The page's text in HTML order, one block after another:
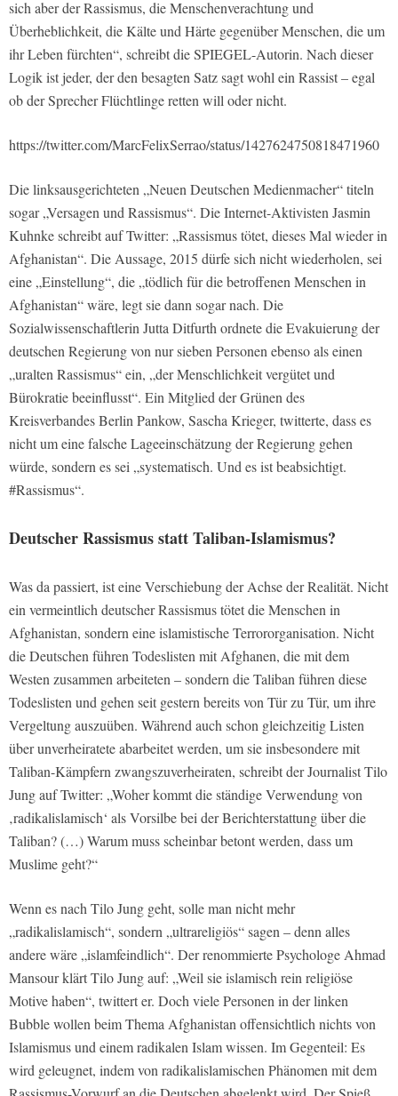
sich aber der Rassismus, die Menschenverachtung und
Überheblichkeit, die Kälte und Härte gegenüber Menschen, die um
ihr Leben fürchten“, schreibt die SPIEGEL-Autorin. Nach dieser
Logik ist jeder, der den besagten Satz sagt wohl ein Rassist – egal
ob der Sprecher Flüchtlinge retten will oder nicht.
https://twitter.com/MarcFelixSerrao/status/1427624750818471960
Die linksausgerichteten „Neuen Deutschen Medienmacher“ titeln
sogar „Versagen und Rassismus“. Die Internet-Aktivisten Jasmin
Kuhnke schreibt auf Twitter: „Rassismus tötet, dieses Mal wieder in
Afghanistan“. Die Aussage, 2015 dürfe sich nicht wiederholen, sei
eine „Einstellung“, die „tödlich für die betroffenen Menschen in
Afghanistan“ wäre, legt sie dann sogar nach. Die
Sozialwissenschaftlerin Jutta Ditfurth ordnete die Evakuierung der
deutschen Regierung von nur sieben Personen ebenso als einen
„uralten Rassismus“ ein, „der Menschlichkeit vergütet und
Bürokratie beeinflusst“. Ein Mitglied der Grünen des
Kreisverbandes Berlin Pankow, Sascha Krieger, twitterte, dass es
nicht um eine falsche Lageeinschätzung der Regierung gehen
würde, sondern es sei „systematisch. Und es ist beabsichtigt.
#Rassismus“.
Deutscher Rassismus statt Taliban-Islamismus?
Was da passiert, ist eine Verschiebung der Achse der Realität. Nicht
ein vermeintlich deutscher Rassismus tötet die Menschen in
Afghanistan, sondern eine islamistische Terrororganisation. Nicht
die Deutschen führen Todeslisten mit Afghanen, die mit dem
Westen zusammen arbeiteten – sondern die Taliban führen diese
Todeslisten und gehen seit gestern bereits von Tür zu Tür, um ihre
Vergeltung auszuüben. Während auch schon gleichzeitig Listen
über unverheiratete abarbeitet werden, um sie insbesondere mit
Taliban-Kämpfern zwangszuverheiraten, schreibt der Journalist Tilo
Jung auf Twitter: „Woher kommt die ständige Verwendung von
‚radikalislamisch‘ als Vorsilbe bei der Berichterstattung über die
Taliban? (…) Warum muss scheinbar betont werden, dass um
Muslime geht?“
Wenn es nach Tilo Jung geht, solle man nicht mehr
„radikalislamisch“, sondern „ultrareligiös“ sagen – denn alles
andere wäre „islamfeindlich“. Der renommierte Psychologe Ahmad
Mansour klärt Tilo Jung auf: „Weil sie islamisch rein religiöse
Motive haben“, twittert er. Doch viele Personen in der linken
Bubble wollen beim Thema Afghanistan offensichtlich nichts von
Islamismus und einem radikalen Islam wissen. Im Gegenteil: Es
wird geleugnet, indem von radikalislamischen Phänomen mit dem